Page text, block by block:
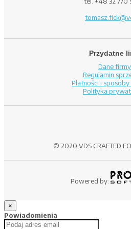
Przydatne
Dane firmy
Regulamin
Płatności i
Polityka
© 2020 VDS CRAFTED
Powered by:
×
Powiadomienia